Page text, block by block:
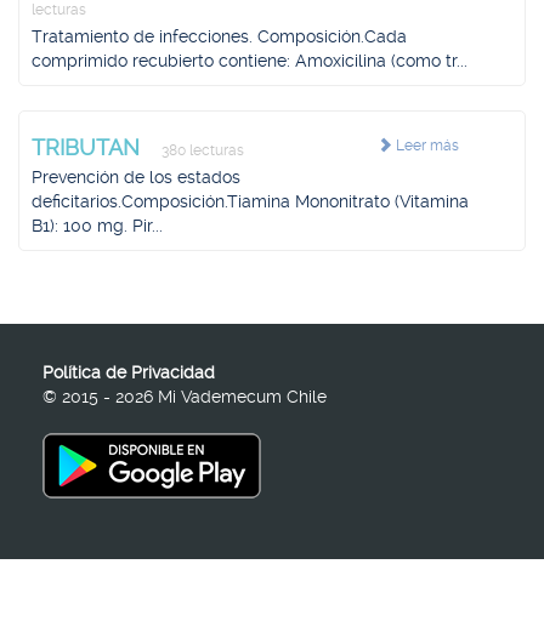
lecturas
Tratamiento de infecciones. Composición.Cada
comprimido recubierto contiene: Amoxicilina (como tr...
Leer más
TRIBUTAN 380 lecturas
Prevención de los estados
deficitarios.Composición.Tiamina Mononitrato (Vitamina
B1): 100 mg. Pir...
Política de Privacidad
© 2015 - 2026 Mi Vademecum Chile